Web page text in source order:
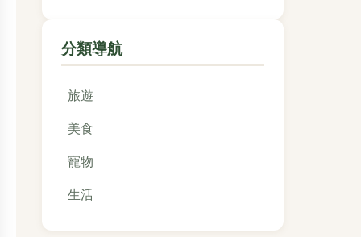
分類導航
旅遊
美食
寵物
生活